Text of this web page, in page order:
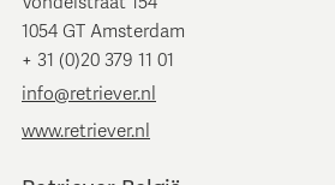
1054 GT Amsterdam
+ 31 (0)20 379 11 01
info@retriever.nl
www.retriever.nl